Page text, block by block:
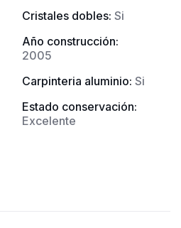
Cristales dobles: Si
Año construcción:
2005
Carpinteria aluminio: Si
Estado conservación:
Excelente